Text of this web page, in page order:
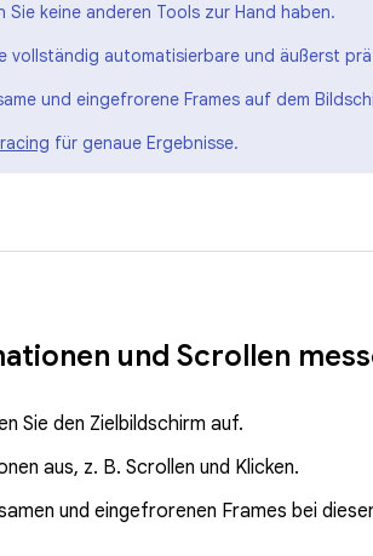
Sie keine anderen Tools zur Hand haben.
vollständig automatisierbare und äußerst
und eingefrorene Frames auf dem
für genaue Ergebnisse.
und Scrollen
Sie den Zielbildschirm auf.
aus, z. B. Scrollen und Klicken.
und eingefrorenen Frames bei